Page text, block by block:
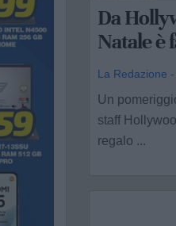
Da
Natale è
La Redazione
Un
staff
regalo ...